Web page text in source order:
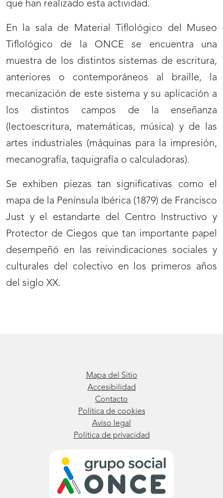
que han realizado esta actividad.
En la sala de Material Tiflológico del Museo
Tiflológico de la ONCE se encuentra una
muestra de los distintos sistemas de escritura,
anteriores o contemporáneos al braille, la
mecanización de este sistema y su aplicación a
los distintos campos de la enseñanza
(lectoescritura, matemáticas, música) y de las
artes industriales (máquinas para la impresión,
mecanografía, taquigrafía o calculadoras).
Se exhiben piezas tan significativas como el
mapa de la Península Ibérica (1879) de Francisco
Just y el estandarte del Centro Instructivo y
Protector de Ciegos que tan importante papel
desempeñó en las reivindicaciones sociales y
culturales del colectivo en los primeros años
del siglo XX.
Mapa del Sitio
Accesibilidad
Contacto
Política de cookies
Aviso legal
Política de privacidad